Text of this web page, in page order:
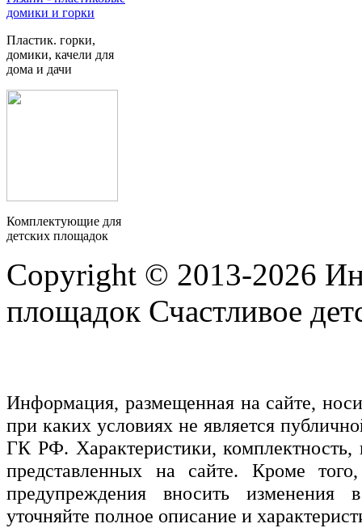
Пластик. горки,
домики, качели для
дома и дачи
Комплектующие для
детских площадок
Copyright © 2013-2026
площадок Счастливое
Информация, размещенная на сайте,
при каких условиях не является
ГК РФ. Характеристики,
представленных на сайте. Кроме
предупреждения вносить изменения
уточняйте полное описание и